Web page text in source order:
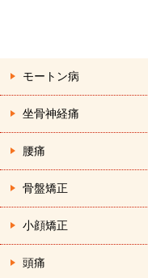
モートン病
坐骨神経痛
腰痛
骨盤矯正
小顔矯正
頭痛